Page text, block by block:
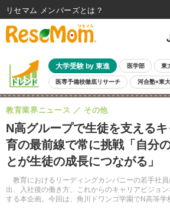
大学受験 by 東進 医学部 東
医専予備校徹底リサーチ 河合塾×東
親子で考える大学選び 高校受験 中学受験
共通テスト 夏休み 8月開催学校説明会・相談会
8月開催イベント・WS 全国公立高校 過去問 人
自由研究教材（小学生向け） 自由研究教材（中学生
N高グループで生徒を支える
育の最前線で常に挑戦「自分
とが生徒の成長につながる」
教育におけるリーディングカンパニーの若手社
出、入社後の働き方、これからのキャリアビジョ
する本企画。今回は、角川ドワンゴ学園でN高等学
教育業界ニュース その他
リセマム メンバーズ